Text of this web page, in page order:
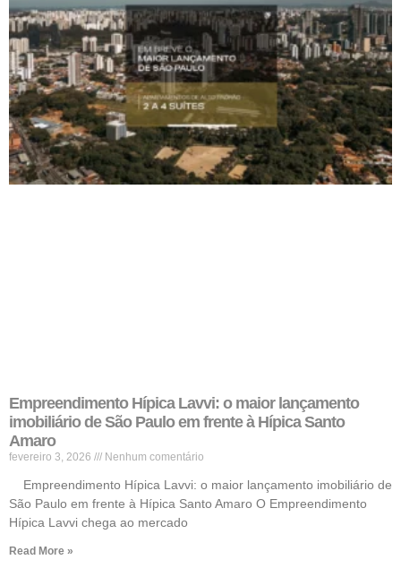
Empreendimento Hípica Lavvi: o maior lançamento
imobiliário de São Paulo em frente à Hípica Santo
Amaro
fevereiro 3, 2026 Nenhum comentário
Empreendimento Hípica Lavvi: o maior lançamento imobiliário de
São Paulo em frente à Hípica Santo Amaro O Empreendimento
Hípica Lavvi chega ao mercado
Read More »